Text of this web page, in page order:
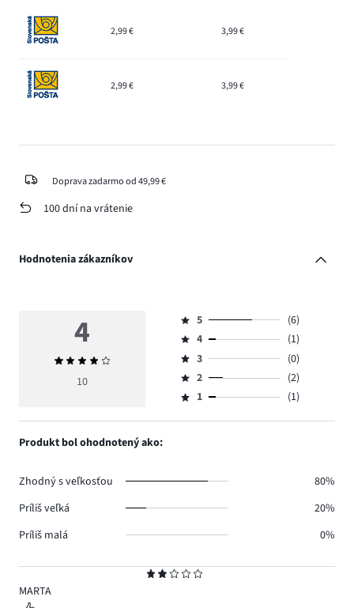
2,99 € 3,99 €
2,99 € 3,99 €
Doprava zadarmo od 49,99 €
100 dní na vrátenie
Hodnotenia zákazníkov
2
MARTA
4
Priemerné
hodnotenie
10
Hodnotenie
5,
počet
hlasov
6.
5
(6)
Hodnotenie
4,
počet
hlasov
4
(1)
Hodnotenie
3,
počet
3
(0)
Hodnotenie
2,
2
(2)
Hodnotenie
1,
1 (1)
Produkt bol ohodnotený ako:
Zhodný s veľkosťou
80%
Príliš veľká
20%
Príliš malá
0%